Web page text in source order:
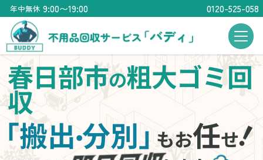
年中無休 9:00〜19:00 0120-525-058
春日部市の粗大ゴミ回
収
搬出・分別」もお任せ